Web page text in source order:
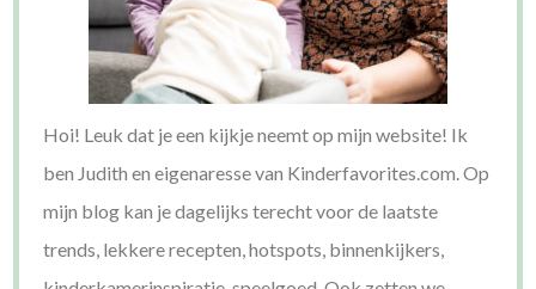
Hoi! Leuk dat je een kijkje neemt op mijn website! Ik
ben Judith en eigenaresse van Kinderfavorites.com. Op
mijn blog kan je dagelijks terecht voor de laatste
trends, lekkere recepten, hotspots, binnenkijkers,